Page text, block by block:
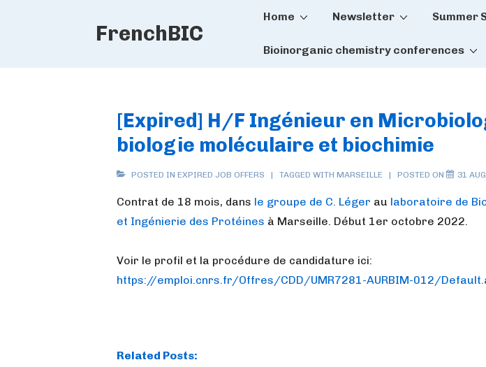
FrenchBIC
Main
Home Newsletter Summer
Bioinorganic chemistry conferences
[Expired] H/F Ingénieur en
biologie moléculaire et biochimie
POSTED IN EXPIRED JOB OFFERS TAGGED WITH MARSEILLE POSTED ON 31
Contrat de 18 mois, dans le groupe de C. Léger au laboratoire de
et Ingénierie des Protéines à Marseille. Début 1er octobre 2022.
Voir le profil et la procédure de candidature ici:
https://emploi.cnrs.fr/Offres/CDD/UMR7281-AURBIM-012/
Related Posts: